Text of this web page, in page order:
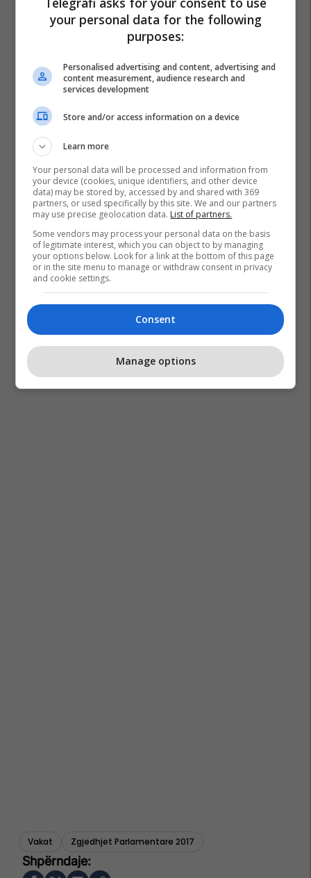
Vakat Zgjedhjet Parlamentare 2017
your personal data for the following
purposes:
Personalised advertising and content, advertising and
content measurement, audience research and
services development
Store and/or access information on a device
Learn more
Your personal data will be processed and information from
your device (cookies, unique identifiers, and other device
data) may be stored by, accessed by and shared with 369
partners, or used specifically by this site. We and our partners
may use precise geolocation data. List of partners.
Some vendors may process your personal data on the basis
of legitimate interest, which you can object to by managing
your options below. Look for a link at the bottom of this page
or in the site menu to manage or withdraw consent in privacy
and cookie settings.
Consent
Manage options